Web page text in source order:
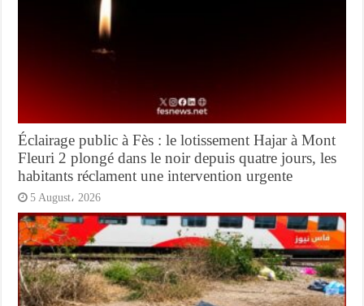
Éclairage public à Fès : le lotissement Hajar à Mont
Fleuri 2 plongé dans le noir depuis quatre jours, les
habitants réclament une intervention urgente
5 August، 2026